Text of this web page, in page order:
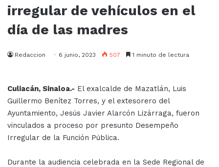
irregular de vehículos en el
día de las madres
Redaccion 6 junio, 2023 507 1 minuto de lectura
Culiacán, Sinaloa.- El exalcalde de Mazatlán, Luis
Guillermo Benítez Torres, y el extesorero del
Ayuntamiento, Jesús Javier Alarcón Lizárraga, fueron
vinculados a proceso por presunto Desempeño
Irregular de la Función Pública.
Durante la audiencia celebrada en la Sede Regional de